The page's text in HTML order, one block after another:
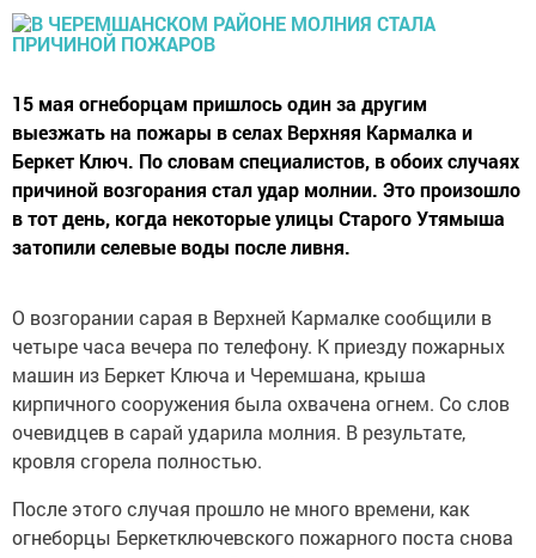
15 мая огнеборцам пришлось один за другим
выезжать на пожары в селах Верхняя Кармалка и
Беркет Ключ. По словам специалистов, в обоих случаях
причиной возгорания стал удар молнии. Это произошло
в тот день, когда некоторые улицы Старого Утямыша
затопили селевые воды после ливня.
О возгорании сарая в Верхней Кармалке сообщили в
четыре часа вечера по телефону. К приезду пожарных
машин из Беркет Ключа и Черемшана, крыша
кирпичного сооружения была охвачена огнем. Со слов
очевидцев в сарай ударила молния. В результате,
кровля сгорела полностью.
После этого случая прошло не много времени, как
огнеборцы Беркетключевского пожарного поста снова